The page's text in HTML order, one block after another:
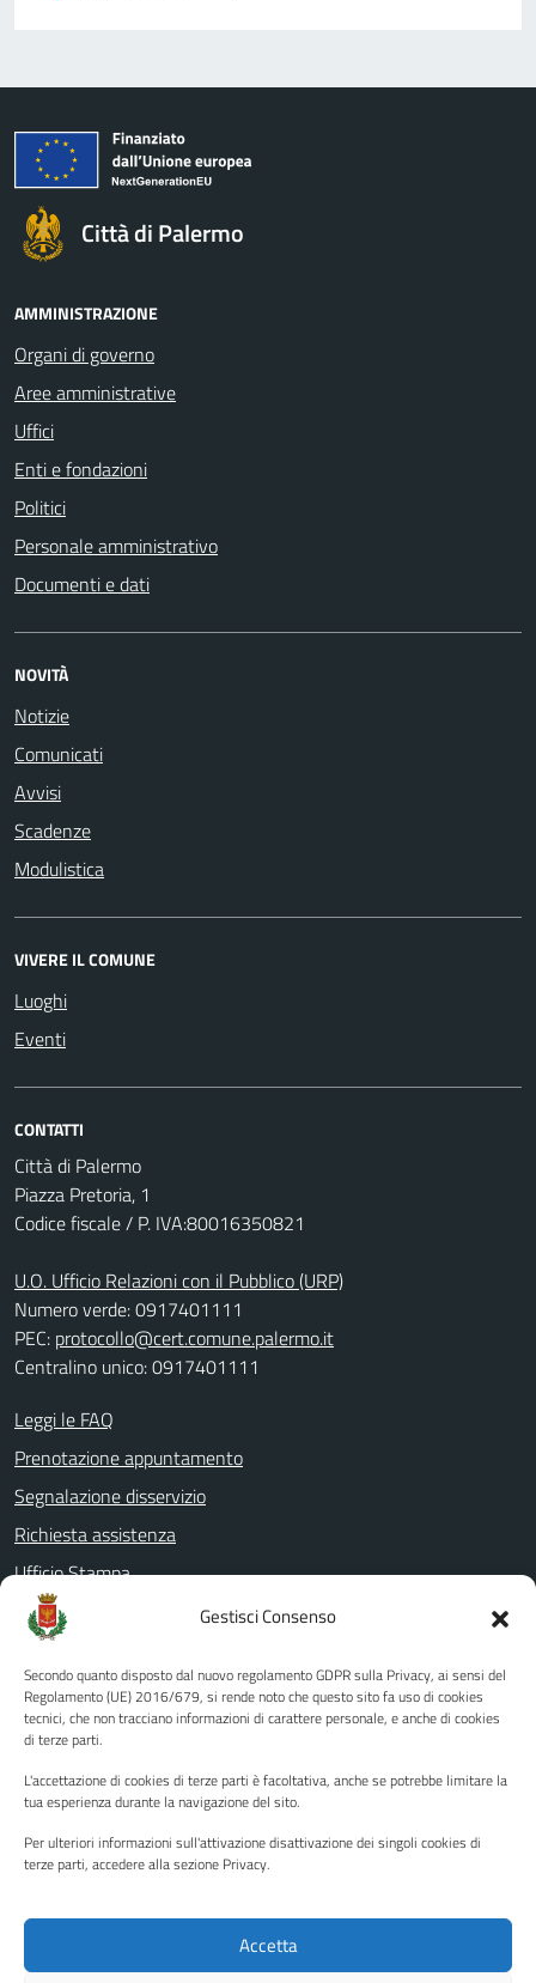
Gestisci Consenso
Secondo quanto disposto dal nuovo regolamento GDPR sulla Privacy, ai sensi del
Regolamento (UE) 2016/679, si rende noto che questo sito fa uso di cookies
tecnici, che non tracciano informazioni di carattere personale, e anche di cookies
di terze parti.
L'accettazione di cookies di terze parti è facoltativa, anche se potrebbe limitare la
tua esperienza durante la navigazione del sito.
Per ulteriori informazioni sull'attivazione disattivazione dei singoli cookies di
terze parti, accedere alla sezione Privacy.
Accetta
Città di Palermo
AMMINISTRAZIONE
Organi di governo
Aree amministrative
Uffici
Enti e fondazioni
Politici
Personale amministrativo
Documenti e dati
NOVITÀ
Notizie
Comunicati
Avvisi
Scadenze
Modulistica
VIVERE IL COMUNE
Luoghi
Eventi
CONTATTI
Città di Palermo
Piazza Pretoria, 1
Codice fiscale / P. IVA:80016350821
U.O. Ufficio Relazioni con il Pubblico (URP)
Numero verde: 0917401111
PEC: protocollo@cert.comune.palermo.it
Centralino unico: 0917401111
Leggi le FAQ
Prenotazione appuntamento
Segnalazione disservizio
Richiesta assistenza
Ufficio Stampa
Amministrazione Trasparente
Albo pretorio
Informativa privacy
Note legali
Piano di miglioramento del sito
Instagram